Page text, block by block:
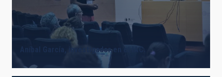
Aníbal García, investigador en el IAC.